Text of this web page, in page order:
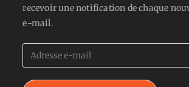
recevoir une notification de chaque
e-mail.
Adresse
e-
mail